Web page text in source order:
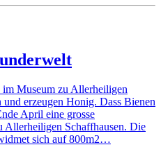
Museum zu Allerheiligen
und erzeugen Honig. Dass Bienen
April eine grosse
Allerheiligen Schaffhausen. Die
sich auf 800m2…